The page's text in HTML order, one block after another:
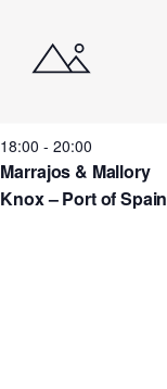
18:00-20:00
Marrajos & Mallory
Knox – Port of Spain